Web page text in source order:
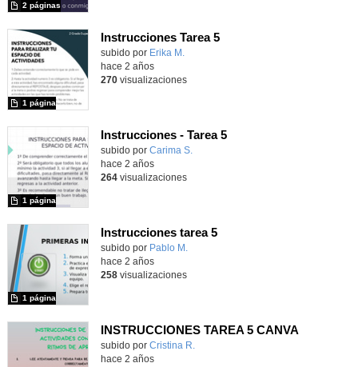
2 páginas
Instrucciones Tarea 5
Contenido educativo.
subido por Erika M.
1 página
hace 2 años
270visualizaciones
Instrucciones - Tarea 5
Contenido educativo.
subido por Carima S.
1 página
hace 2 años
264visualizaciones
Instrucciones tarea 5
Contenido educativo.
subido por Pablo M.
1 página
hace 2 años
258visualizaciones
INSTRUCCIONES TAREA 5 CANVA
Contenido educativo.
subido por Cristina R.
hace 2 años